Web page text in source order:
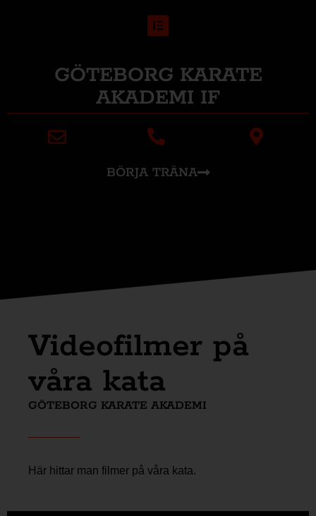
GÖTEBORG KARATE
AKADEMI IF
BÖRJA TRÄNA
Videofilmer på
våra kata
GÖTEBORG KARATE AKADEMI
Här hittar man filmer på våra kata.